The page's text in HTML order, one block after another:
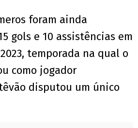
foram ainda
gols e 10 assistências em
temporada na qual o
como jogador
disputou um único